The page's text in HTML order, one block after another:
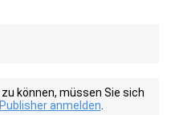
können, müssen Sie sich
anmelden